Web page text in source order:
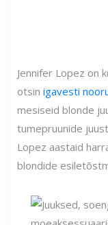
Jennifer Lopez on
otsin igavesti
mesiseid blonde
tumepruunide
Lopez aastaid
blondide